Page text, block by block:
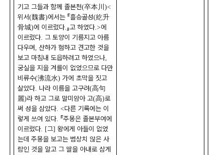
기고 그들과 함께 졸본천(卒本川 )<
위서(魏書)에서는 『흘승골성(紇升
骨城)에 이르렀다.』고 하였다.>에
이르렀다. 그 토양이 기름지고 아름
다우며 , 산하가 험하고 견고한 것을
보고 마침내 도읍하려고 하였으나,
궁실을 지을 겨를이 없었으므로 다만
비류수(沸流水) 가에 초막을 짓고
살았다. 나라 이름을 고구려(高句
麗)라 하고 그로 말미암아 고(高)로
써 성을 삼았다. <다른 기록에는 이
렇게 쓰여 있다. 『주몽은 졸본부여에
이르렀다. [그] 왕에게 아들이 없었
는데 주몽을 보고는 범상치 않은 사
람인 것을 알고 그 딸을 아내로 삼게